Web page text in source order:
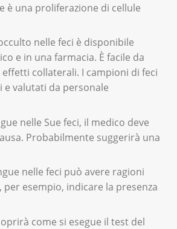
è una proliferazione di cellule
nelle feci è disponibile
e in una farmacia. È facile da
collaterali. I campioni di feci
e valutati da personale
nelle Sue feci, il medico deve
Probabilmente suggerirà una
nelle feci può avere ragioni
per esempio, indicare la presenza
come si esegue il test del